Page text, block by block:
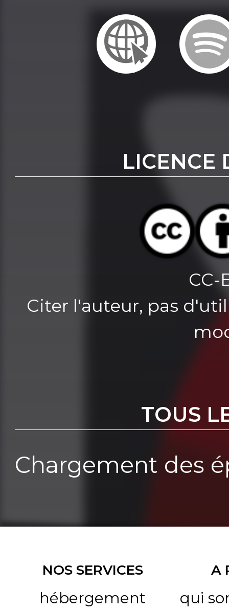
LICENCE
CC-
Citer l'auteur, pas
TOUS
Chargement des
NOS SERVICES
hébergement
A
qui